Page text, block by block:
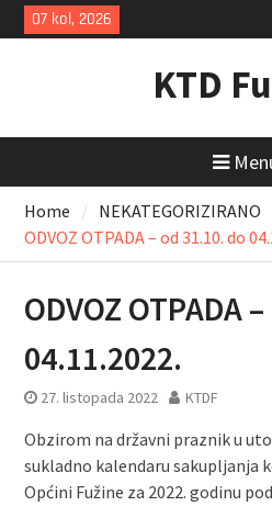
Skip
to
07 kol, 2026
KTD
Home
NEKATEGORIZIRANO
ODVOZ OTPADA – od 31.10. do
ODVOZ OTPADA
04.11.2022.
27. listopada 2022 KTDF
Obzirom na državni praznik u
sukladno kalendaru sakupljanja
Općini Fužine za 2022. godinu